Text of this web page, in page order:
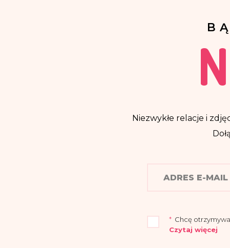
Niezwykłe relacje i
* Chcę
Czytaj więcej